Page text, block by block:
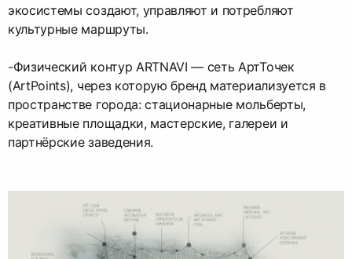
экосистемы создают, управляют и потребляют
культурные маршруты.
-Физический контур ARTNAVI — сеть АртТочек
(ArtPoints), через которую бренд материализуется в
пространстве города: стационарные мольберты,
креативные площадки, мастерские, галереи и
партнёрские заведения.